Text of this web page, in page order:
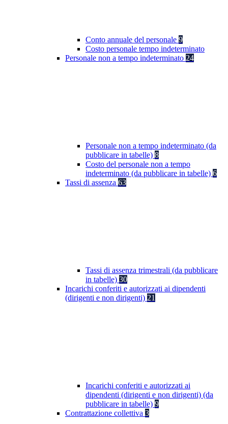
Conto annuale del personale 9
Costo personale tempo indeterminato
Personale non a tempo indeterminato 24
Personale non a tempo indeterminato (da
pubblicare in tabelle) 8
Costo del personale non a tempo
indeterminato (da pubblicare in tabelle) 6
Tassi di assenza 63
Tassi di assenza trimestrali (da pubblicare
in tabelle) 30
Incarichi conferiti e autorizzati ai dipendenti
(dirigenti e non dirigenti) 21
Incarichi conferiti e autorizzati ai
dipendenti (dirigenti e non dirigenti) (da
pubblicare in tabelle) 9
Contrattazione collettiva 3